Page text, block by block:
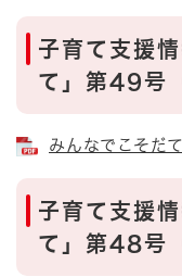
子育て支援
て」第49号
みんなでこそだ
子育て支援
て」第48号